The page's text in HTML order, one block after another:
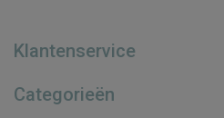
Klantenservice
Categorieën